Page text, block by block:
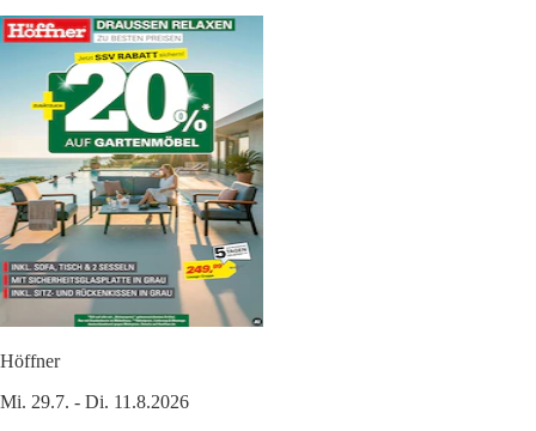
Höffner
Mi. 29.7. - Di. 11.8.2026